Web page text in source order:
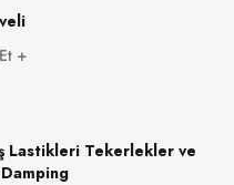
Lastikleri Tekerlekler ve